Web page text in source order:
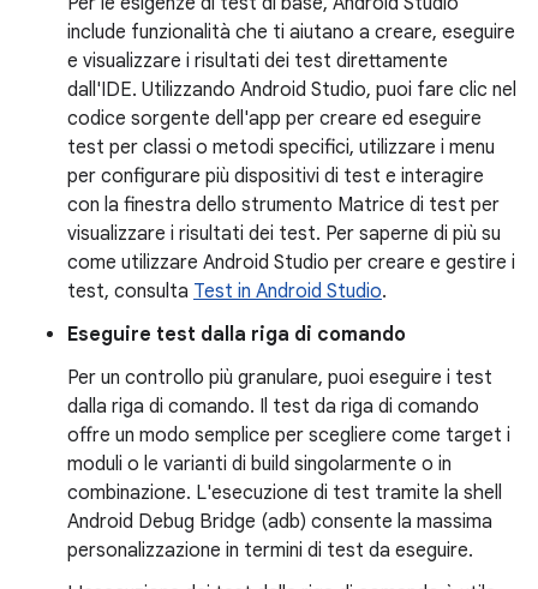
include funzionalità che ti aiutano a creare, eseguire
e visualizzare i risultati dei test direttamente
dall'IDE. Utilizzando Android Studio, puoi fare clic nel
codice sorgente dell'app per creare ed eseguire
test per classi o metodi specifici, utilizzare i menu
per configurare più dispositivi di test e interagire
con la finestra dello strumento Matrice di test per
visualizzare i risultati dei test. Per saperne di più su
come utilizzare Android Studio per creare e gestire i
test, consulta Test in Android Studio.
Eseguire test dalla riga di comando
Per un controllo più granulare, puoi eseguire i test
dalla riga di comando. Il test da riga di comando
offre un modo semplice per scegliere come target i
moduli o le varianti di build singolarmente o in
combinazione. L'esecuzione di test tramite la shell
Android Debug Bridge (adb) consente la massima
personalizzazione in termini di test da eseguire.